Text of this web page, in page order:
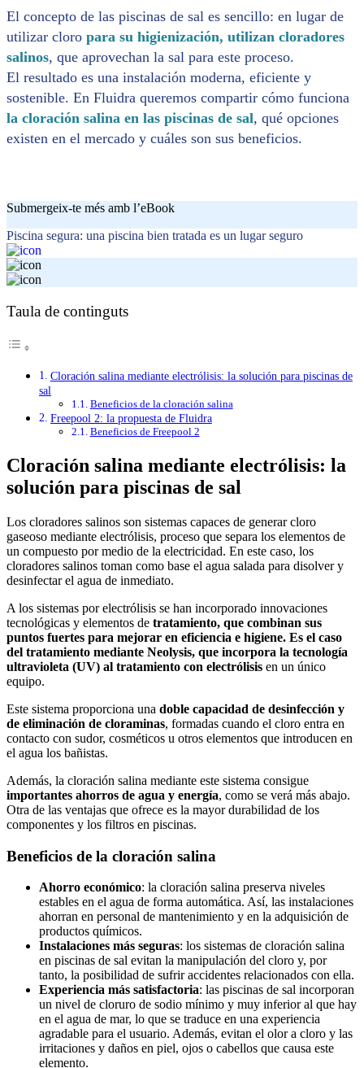
El concepto de las piscinas de sal es sencillo: en lugar de
utilizar cloro para su higienización, utilizan cloradores
salinos, que aprovechan la sal para este proceso.
El resultado es una instalación moderna, eficiente y
sostenible. En Fluidra queremos compartir cómo funciona
la cloración salina en las piscinas de sal, qué opciones
existen en el mercado y cuáles son sus beneficios.
Submergeix-te més amb l’eBook
Piscina segura: una piscina bien tratada es un lugar seguro
Taula de continguts
Cloración salina mediante electrólisis: la solución para piscinas de
sal
Beneficios de la cloración salina
Freepool 2: la propuesta de Fluidra
Beneficios de Freepool 2
Cloración salina mediante electrólisis: la
solución para piscinas de sal
Los cloradores salinos son sistemas capaces de generar cloro
gaseoso mediante electrólisis, proceso que separa los elementos de
un compuesto por medio de la electricidad. En este caso, los
cloradores salinos toman como base el agua salada para disolver y
desinfectar el agua de inmediato.
A los sistemas por electrólisis se han incorporado innovaciones
tecnológicas y elementos de tratamiento, que combinan sus
puntos fuertes para mejorar en eficiencia e higiene. Es el caso
del tratamiento mediante Neolysis, que incorpora la tecnología
ultravioleta (UV) al tratamiento con electrólisis en un único
equipo.
Este sistema proporciona una doble capacidad de desinfección y
de eliminación de cloraminas, formadas cuando el cloro entra en
contacto con sudor, cosméticos u otros elementos que introducen en
el agua los bañistas.
Además, la cloración salina mediante este sistema consigue
importantes ahorros de agua y energía, como se verá más abajo.
Otra de las ventajas que ofrece es la mayor durabilidad de los
componentes y los filtros en piscinas.
Beneficios de la cloración salina
Ahorro económico: la cloración salina preserva niveles
estables en el agua de forma automática. Así, las instalaciones
ahorran en personal de mantenimiento y en la adquisición de
productos químicos.
Instalaciones más seguras: los sistemas de cloración salina
en piscinas de sal evitan la manipulación del cloro y, por
tanto, la posibilidad de sufrir accidentes relacionados con ella.
Experiencia más satisfactoria: las piscinas de sal incorporan
un nivel de cloruro de sodio mínimo y muy inferior al que hay
en el agua de mar, lo que se traduce en una experiencia
agradable para el usuario. Además, evitan el olor a cloro y las
irritaciones y daños en piel, ojos o cabellos que causa este
elemento.